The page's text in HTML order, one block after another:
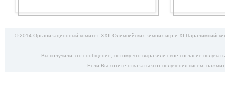
© 2014 Организационный комитет XXII Олимпийских зимних игр и XI
Вы получили это сообщение, потому что выразили свое согласие
Если Вы хотите отказаться от получения писем,